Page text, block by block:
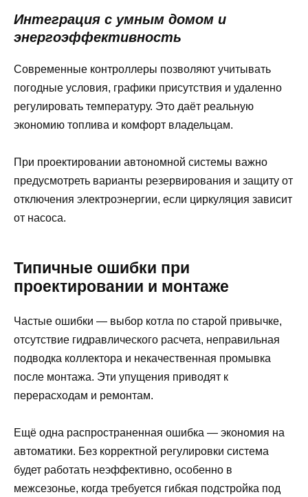
Интеграция с умным домом и
энергоэффективность
Современные контроллеры позволяют учитывать
погодные условия, графики присутствия и удаленно
регулировать температуру. Это даёт реальную
экономию топлива и комфорт владельцам.
При проектировании автономной системы важно
предусмотреть варианты резервирования и защиту от
отключения электроэнергии, если циркуляция зависит
от насоса.
Типичные ошибки при
проектировании и монтаже
Частые ошибки — выбор котла по старой привычке,
отсутствие гидравлического расчета, неправильная
подводка коллектора и некачественная промывка
после монтажа. Эти упущения приводят к
перерасходам и ремонтам.
Ещё одна распространенная ошибка — экономия на
автоматики. Без корректной регулировки система
будет работать неэффективно, особенно в
межсезонье, когда требуется гибкая подстройка под